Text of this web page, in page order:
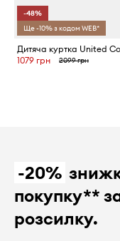
-48%
Ще -10% з кодом WEB*
1079 грн
2099 грн
-20%
покупку**
розсилку.